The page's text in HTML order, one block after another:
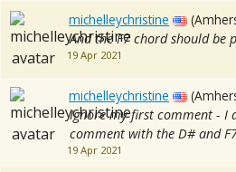
michelleychristine
And the F7 chord should be
19 Apr 2021
michelleychristine
Ignore my first comment - I
comment with the D# and
19 Apr 2021